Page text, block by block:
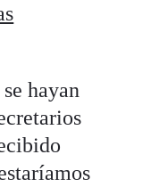
hayan